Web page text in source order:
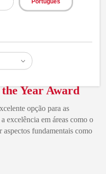
Year Award
opção para as
excelência em áreas como o
fundamentais como